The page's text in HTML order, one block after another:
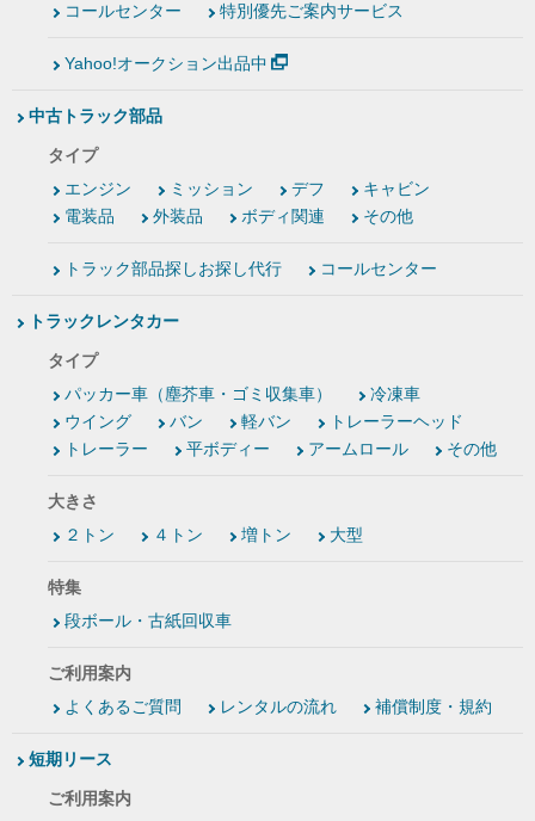
コールセンター
特別優先ご案内サービス
Yahoo!オークション出品中
中古トラック部品
タイプ
エンジン
ミッション デフ
キャビン
電装品
外装品 ボディ関連 その他
トラック部品探しお探し代行 コールセンター
トラックレンタカー
タイプ
パッカー車（塵芥車・ゴミ収集車）
冷凍車
ウイング
バン 軽バン
トレーラーヘッド
トレーラー
平ボディー アームロール その他
大きさ
２トン
４トン 増トン 大型
特集
段ボール・古紙回収車
ご利用案内
よくあるご質問
レンタルの流れ 補償制度・規約
短期リース
ご利用案内